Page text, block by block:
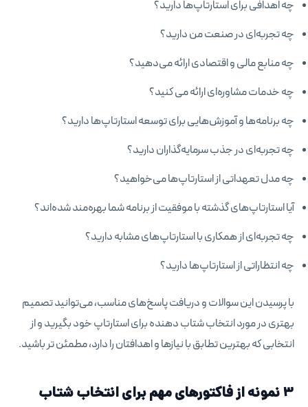
چه اهدافی برای استارتاپ‌ها دارید؟
چه تجربه‌ای در صنعت من دارید؟
چه منابع مالی و اقتصادی ارائه می‌دهید؟
چه خدمات مشاوره‌ای ارائه می کنید؟
چه برنامه‌ها و آموزش‌هایی برای توسعه استارتاپ‌ها دارید؟
چه تجربه‌ای در جذب سرمایه‌گذاران دارید؟
چه مدل تعهداتی از استارتاپ‌ها می‌خواهید؟
آیا استارتاپ‌های گذشته با موفقیت از برنامه شما بهره‌مند شده‌اند؟
چه تجربه‌ای از همکاری با استارتاپ‌های مشابه دارید؟
چه انتظاراتی از استارتاپ‌ها دارید؟
با پرسیدن این سوالات و دریافت پاسخ‌های مناسب، می‌توانید تصمیم
بهتری در مورد انتخاب شتاب دهنده برای استارتاپ خود بگیرید و از
انتخابی که بهترین تطابق با نیازها و اهدافتان را دارد، مطمئن تر باشید.
3 نمونه از فاکتورهای مهم برای انتخاب شتاب